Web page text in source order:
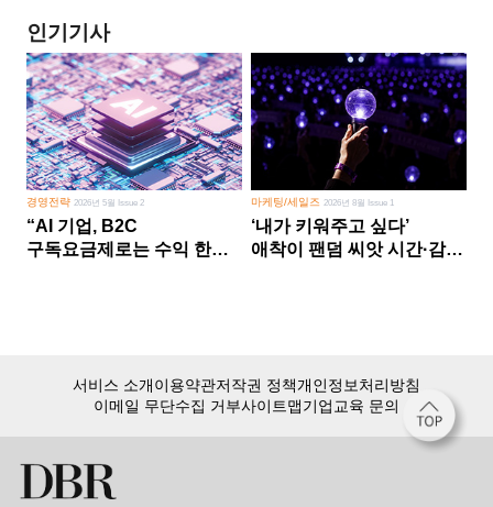
인기기사
경영전략 2026년 5월 Issue 2
“AI 기업, B2C
구독요금제로는 수익 한계
마케팅/세일즈 2026년 8월 Issue 1
‘내가 키워주고 싶다’
애착이 팬덤 씨앗 시간·감정
서비스 소개이용약관저작권 정책개인정보처리방침
이메일 무단수집 거부사이트맵기업교육 문의